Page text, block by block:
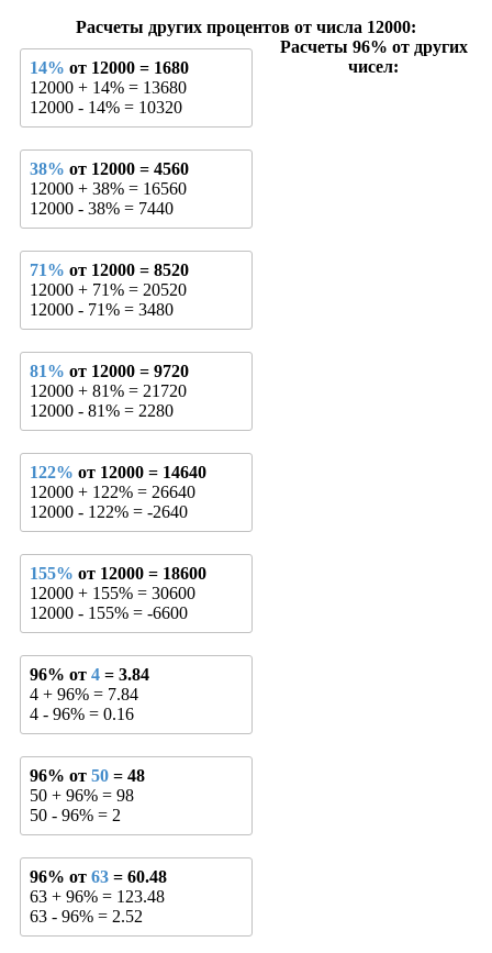
Расчеты других процентов от числа 12000:
14% от 12000 = 1680
12000 + 14% = 13680
12000 - 14% = 10320
38% от 12000 = 4560
12000 + 38% = 16560
12000 - 38% = 7440
71% от 12000 = 8520
12000 + 71% = 20520
12000 - 71% = 3480
81% от 12000 = 9720
12000 + 81% = 21720
12000 - 81% = 2280
122% от 12000 = 14640
12000 + 122% = 26640
12000 - 122% = -2640
155% от 12000 = 18600
12000 + 155% = 30600
12000 - 155% = -6600
Расчеты 96% от других
чисел:
96% от 4 = 3.84
4 + 96% = 7.84
4 - 96% = 0.16
96% от 50 = 48
50 + 96% = 98
50 - 96% = 2
96% от 63 = 60.48
63 + 96% = 123.48
63 - 96% = 2.52